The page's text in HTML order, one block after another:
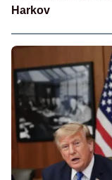
Harkov